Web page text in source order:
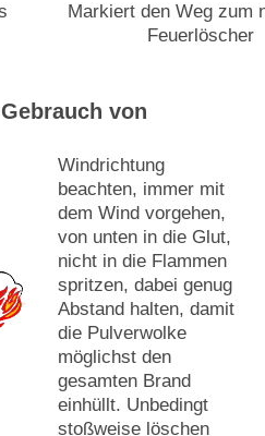
Markiert den Weg zum
Feuerlöscher
von
Windrichtung
beachten, immer mit
dem Wind vorgehen,
von unten in die Glut,
nicht in die Flammen
spritzen, dabei genug
Abstand halten, damit
die Pulverwolke
möglichst den
gesamten Brand
einhüllt. Unbedingt
stoßweise löschen